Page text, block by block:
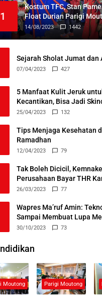
1
Kostum TFC, Stan
Float Durian Parigi
Prestasi di TIFF 2023
14/08/2023 1442
Sejarah Sholat Jumat dan
07/04/2023 427
5 Manfaat Kulit Jeruk
Kecantikan, Bisa Jadi
25/04/2023 132
Tips Menjaga Kesehatan
Ramadhan
12/04/2023 79
Tak Boleh Dicicil,
Perusahaan Bayar THR
Lebaran
26/03/2023 77
Wapres Ma’ruf Amin:
Sampai Membuat Lupa
Alquran
30/10/2023 73
Moutong Parigi Moutong